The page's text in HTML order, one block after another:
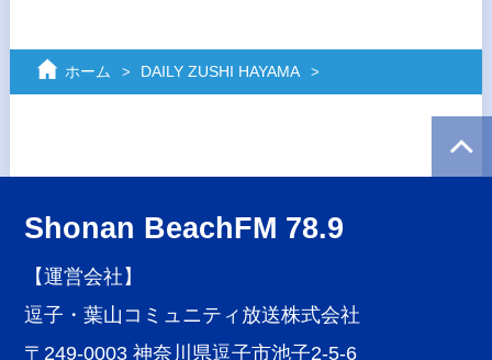
ホーム DAILY ZUSHI HAYAMA
Shonan BeachFM 78.9
【運営会社】
逗子・葉山コミュニティ放送株式会社
〒249-0003 神奈川県逗子市池子2-5-6